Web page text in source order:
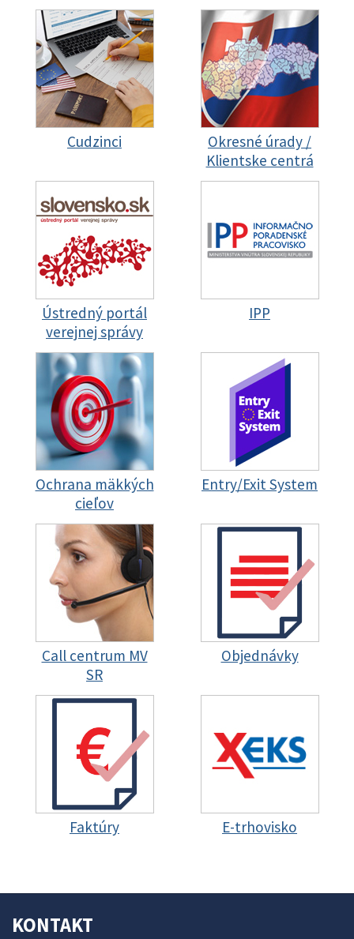
Cudzinci
Okresné úrady /
Klientske centrá
Ústredný portál
verejnej správy
IPP
Ochrana mäkkých
cieľov
Entry/Exit System
Call centrum MV
SR
Objednávky
Faktúry E-trhovisko
KONTAKT